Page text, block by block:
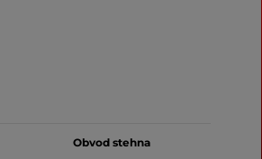
Obvod stehna